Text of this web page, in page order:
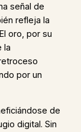
señal de
refleja la
oro, por su
la
por un
de
digital. Sin